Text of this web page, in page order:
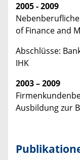
2005 - 2009
of Finance and
Abschlüsse:
IHK
2003 – 2009
Ausbildung zur